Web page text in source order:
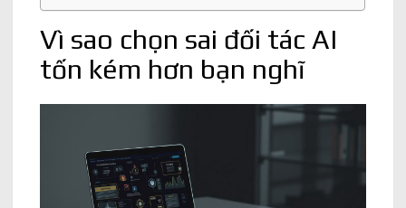
Vì sao chọn sai đối tác AI
tốn kém hơn bạn nghĩ